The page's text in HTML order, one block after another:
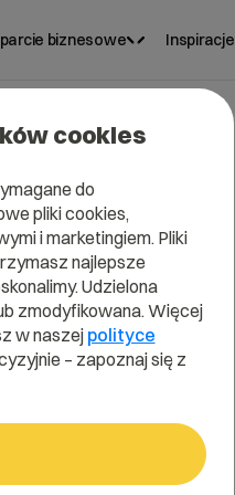
biznesowe Inspiracje
cookies
do
pliki cookies,
i marketingiem. Pliki
najlepsze
Udzielona
zmodyfikowana. Więcej
w naszej polityce
– zapoznaj się z